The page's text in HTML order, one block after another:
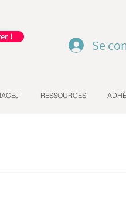
!
Se
RESSOURCES